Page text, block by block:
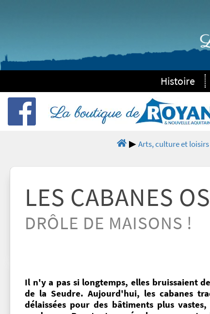
Histoire
Arts, culture et loisirs
LES CABANES
DRÔLE DE MAISONS !
Il n'y a pas si longtemps, elles bruissaient
de la Seudre. Aujourd'hui, les cabanes
délaissées pour des bâtiments plus